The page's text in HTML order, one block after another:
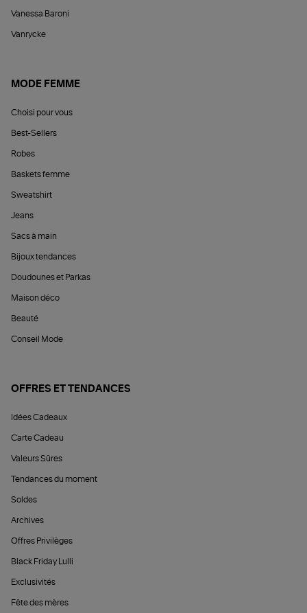
Vanessa Baroni
Vanrycke
MODE FEMME
Choisi pour vous
Best-Sellers
Robes
Baskets femme
Sweatshirt
Jeans
Sacs à main
Bijoux tendances
Doudounes et Parkas
Maison déco
Beauté
Conseil Mode
OFFRES ET TENDANCES
Idées Cadeaux
Carte Cadeau
Valeurs Sûres
Tendances du moment
Soldes
Archives
Offres Privilèges
Black Friday Lulli
Exclusivités
Fête des mères